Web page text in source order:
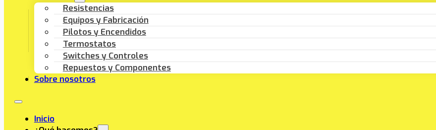
Resistencias
Equipos y Fabricación
Pilotos y Encendidos
Termostatos
Switches y Controles
Repuestos y Componentes
Sobre nosotros
Inicio